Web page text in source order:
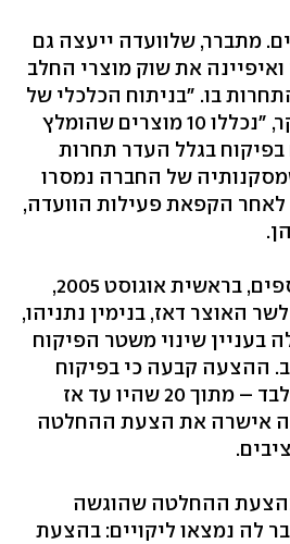
מתברר, שלוועדה ייעצה גם
את שוק מוצרי החלב
בו. "בניתוח הכלכלי של
חברה ב'", מפרט המבקר, "נכללו 10 מוצרים שהומלץ
בגלל העדר תחרות
של החברה נמסרו
לאחר הקפאת פעילות הוועדה,
כעבור כ-3 חודשים נוספים, בראשית אוגוסט 2005,
האוצר דאז, בנימין נתניהו,
שינוי משטר הפיקוח
ההצעה קבעה כי בפיקוח
יישארו 4 מוצרי חלב בלבד – מתוך 20 שהיו עד אז
אישרה את הצעת ההחלטה
ההחלטה שהוגשה
לה נמצאו ליקויים: בהצעת